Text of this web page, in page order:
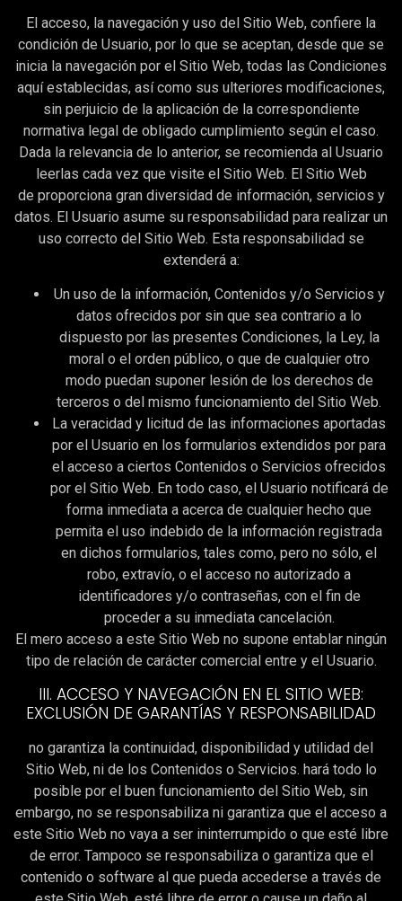
El acceso, la navegación y uso del Sitio Web, confiere la
condición de Usuario, por lo que se aceptan, desde que se
inicia la navegación por el Sitio Web, todas las Condiciones
aquí establecidas, así como sus ulteriores modificaciones,
sin perjuicio de la aplicación de la correspondiente
normativa legal de obligado cumplimiento según el caso.
Dada la relevancia de lo anterior, se recomienda al Usuario
leerlas cada vez que visite el Sitio Web. El Sitio Web
de proporciona gran diversidad de información, servicios y
datos. El Usuario asume su responsabilidad para realizar un
uso correcto del Sitio Web. Esta responsabilidad se
extenderá a:
Un uso de la información, Contenidos y/o Servicios y
datos ofrecidos por sin que sea contrario a lo
dispuesto por las presentes Condiciones, la Ley, la
moral o el orden público, o que de cualquier otro
modo puedan suponer lesión de los derechos de
terceros o del mismo funcionamiento del Sitio Web.
La veracidad y licitud de las informaciones aportadas
por el Usuario en los formularios extendidos por para
el acceso a ciertos Contenidos o Servicios ofrecidos
por el Sitio Web. En todo caso, el Usuario notificará de
forma inmediata a acerca de cualquier hecho que
permita el uso indebido de la información registrada
en dichos formularios, tales como, pero no sólo, el
robo, extravío, o el acceso no autorizado a
identificadores y/o contraseñas, con el fin de
proceder a su inmediata cancelación.
El mero acceso a este Sitio Web no supone entablar ningún
tipo de relación de carácter comercial entre y el Usuario.
III. ACCESO Y NAVEGACIÓN EN EL SITIO WEB:
EXCLUSIÓN DE GARANTÍAS Y RESPONSABILIDAD
no garantiza la continuidad, disponibilidad y utilidad del
Sitio Web, ni de los Contenidos o Servicios. hará todo lo
posible por el buen funcionamiento del Sitio Web, sin
embargo, no se responsabiliza ni garantiza que el acceso a
este Sitio Web no vaya a ser ininterrumpido o que esté libre
de error. Tampoco se responsabiliza o garantiza que el
contenido o software al que pueda accederse a través de